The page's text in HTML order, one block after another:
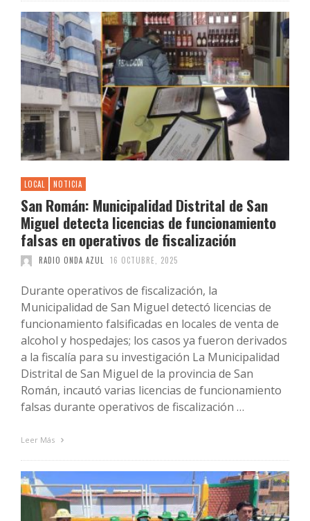
LOCAL NOTICIA
San Román: Municipalidad Distrital de San
Miguel detecta licencias de funcionamiento
falsas en operativos de fiscalización
RADIO ONDA AZUL 16 OCTUBRE, 2025
Durante operativos de fiscalización, la
Municipalidad de San Miguel detectó licencias de
funcionamiento falsificadas en locales de venta de
alcohol y hospedajes; los casos ya fueron derivados
a la fiscalía para su investigación La Municipalidad
Distrital de San Miguel de la provincia de San
Román, incautó varias licencias de funcionamiento
falsas durante operativos de fiscalización …
Leer Más